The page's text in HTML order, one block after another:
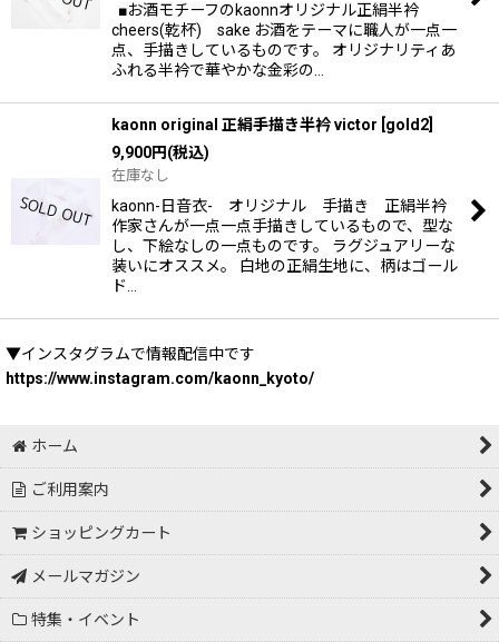
■お酒モチーフのkaonnオリジナル正絹半衿
cheers(乾杯) sake お酒をテーマに職人が一点一
点、手描きしているものです。 オリジナリティあ
ふれる半衿で華やかな金彩の…
kaonn original 正絹手描き半衿 victor gold2
9,900円(税込)
在庫なし
kaonn-日音衣- オリジナル 手描き 正絹半衿
作家さんが一点一点手描きしているもので、型な
し、下絵なしの一点ものです。 ラグジュアリーな
装いにオススメ。 白地の正絹生地に、柄はゴール
ド…
▼インスタグラムで情報配信中です
https://www.instagram.com/kaonn_kyoto/
ホーム
ご利用案内
ショッピングカート
メールマガジン
特集・イベント